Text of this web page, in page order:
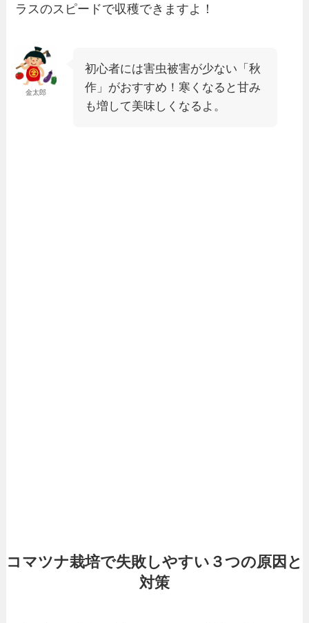
ラスのスピードで収穫できますよ！
金太郎
初心者には害虫被害が少ない「秋
作」がおすすめ！寒くなると甘み
も増して美味しくなるよ。
コマツナ栽培で失敗しやすい３つの原因と
対策